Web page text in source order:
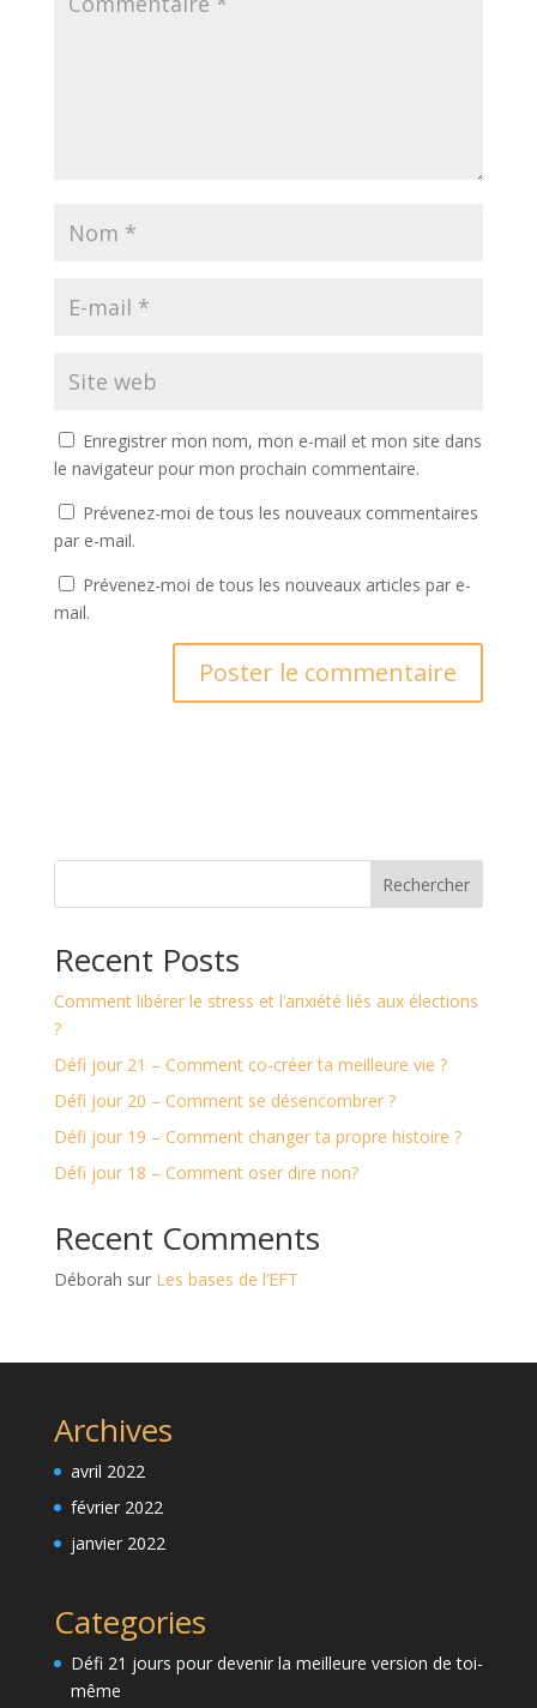
Enregistrer mon nom, mon e-mail et mon site dans
le navigateur pour mon prochain commentaire.
Prévenez-moi de tous les nouveaux commentaires
par e-mail.
Prévenez-moi de tous les nouveaux articles par e-
mail.
Rechercher
Recent Posts
Comment libérer le stress et l’anxiété liés aux élections
?
Défi jour 21 – Comment co-créer ta meilleure vie ?
Défi jour 20 – Comment se désencombrer ?
Défi jour 19 – Comment changer ta propre histoire ?
Défi jour 18 – Comment oser dire non?
Recent Comments
Déborah sur Les bases de l’EFT
Archives
avril 2022
février 2022
janvier 2022
Categories
Défi 21 jours pour devenir la meilleure version de toi-
même